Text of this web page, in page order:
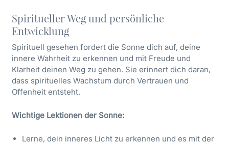
Spiritueller Weg und persönliche
Entwicklung
Spirituell gesehen fordert die Sonne dich auf, deine
innere Wahrheit zu erkennen und mit Freude und
Klarheit deinen Weg zu gehen. Sie erinnert dich daran,
dass spirituelles Wachstum durch Vertrauen und
Offenheit entsteht.
Wichtige Lektionen der Sonne:
Lerne, dein inneres Licht zu erkennen und es mit der